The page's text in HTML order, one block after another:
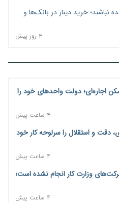
نباشند؛ خرید دینار در بانک‌ها و
۳ روز پیش
اجاره‌ای؛ دولت واحدهای خود را
۴ ساعت پیش
دقت و استقلال را سرلوحه کار خود
۴ ساعت پیش
مدیر در شرکت‌های وزارت کار انجام نشده است؛
۴ ساعت پیش